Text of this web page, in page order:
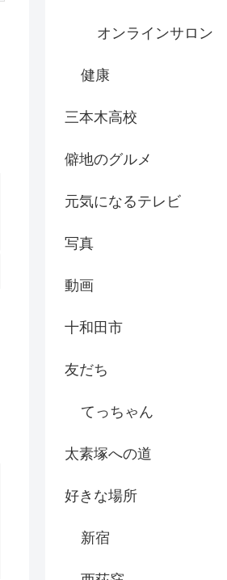
オンラインサロン
健康
三本木高校
僻地のグルメ
元気になるテレビ
写真
動画
十和田市
友だち
てっちゃん
太素塚への道
好きな場所
新宿